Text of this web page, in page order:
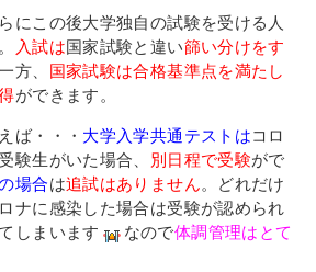
て
にこの後大学独自の試験を受ける人
入試は国家試験と違い篩い分けをす
方、 国家試験は合格基準点を満たし
ができます。
ば・・・ 大学入学共通テストはコロ
験生がいた場合、 別日程で受験がで
場合は追試はありません。どれだけ
ナに感染した場合は受験が認められ
しまいます
なので体調管理はとて